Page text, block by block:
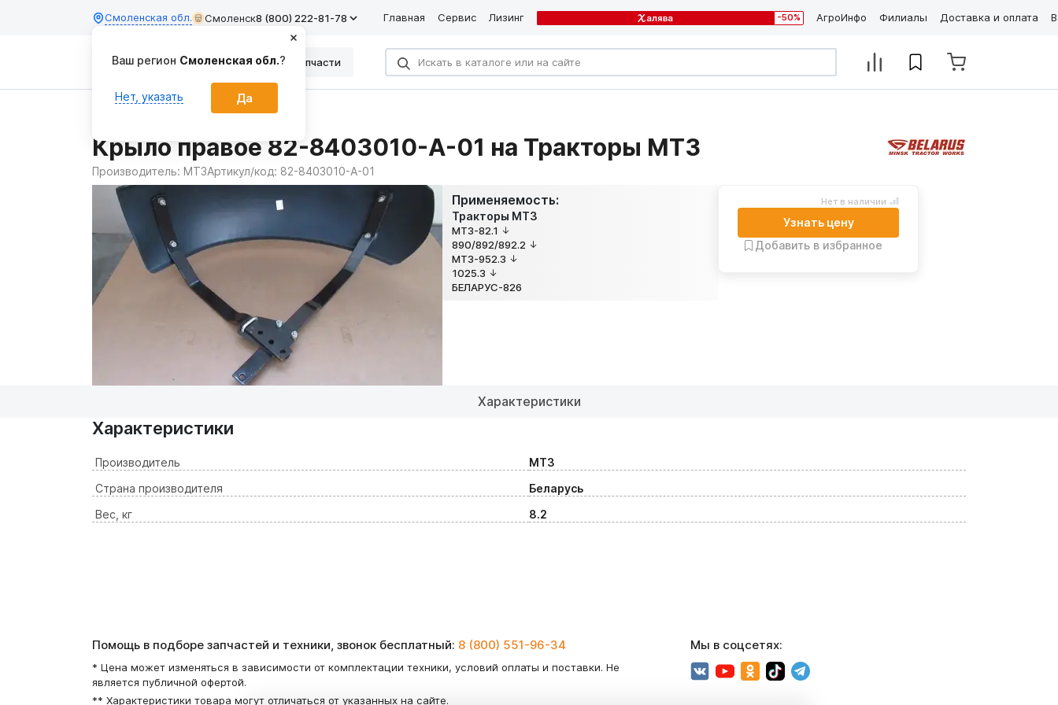
Смоленская обл. Смоленск8 (800) 222-81-78 Главная Сервис Лизинг -50% АгроИнфо Филиалы Доставка и оплата
Каталог Запчасти
Крыло правое 82-8403010-А-01 на Тракторы МТЗ
Производитель: МТЗАртикул/код: 82-8403010-А-01
Применяемость:
Тракторы МТЗ
МТЗ-82.1
890/892/892.2
МТЗ-952.3
1025.3
БЕЛАРУС-826
Нет в наличии
Узнать цену
Добавить в избранное
Характеристики
Характеристики
Производитель
МТЗ
Страна производителя
Беларусь
Вес, кг
8.2
Помощь в подборе запчастей и техники, звонок бесплатный: 8 (800) 551-96-34
* Цена может изменяться в зависимости от комплектации техники, условий оплаты и поставки. Не
является публичной офертой.
** Характеристики товара могут отличаться от указанных на сайте.
Мы в соцсетях:
Ваш регион Смоленская обл.?
Нет, указать Да